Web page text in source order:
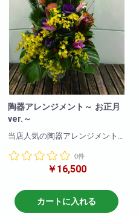
陶器アレンジメント～ お正月
ver.～
当店人気の陶器アレンジメント
新年を彩る華やかなフラワーア
お家や職場など新春を祝う場面
にピッタリのデザインになりま
す。
0件
￥16,500
カートに入れる